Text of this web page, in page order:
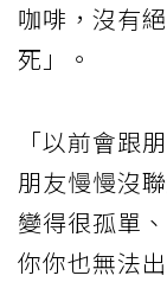
咖啡，沒有
死」。
「以前會跟
朋友慢慢沒
變得很孤單
你你也無法